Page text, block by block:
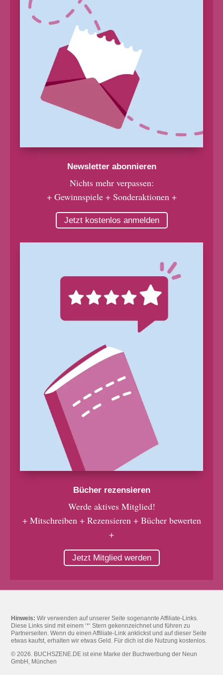
Newsletter abonnieren
Nichts mehr verpassen:
+ Gewinnspiele + Sonderaktionen +
Jetzt kostenlos anmelden
Bücher rezensieren
Werde aktives Mitglied!
+ Mitschreiben + Rezensieren + Bücher bewerten
+
Jetzt Mitglied werden
Hinweis: Wir verwenden auf unserer Seite sogenannte Affiliate-Links.
Diese Links sind mit einem ‘*‘ Stern gekennzeichnet und führen zu
Partnerseiten. Wenn du einen Affiliate-Link anklickst und auf dieser Seite
etwas kaufst, erhalten wir etwas Geld. Für dich ist die Nutzung kostenlos.
© 2026. BUCHSZENE.DE ist eine Marke der Buchwerbung der Neun
GmbH, München